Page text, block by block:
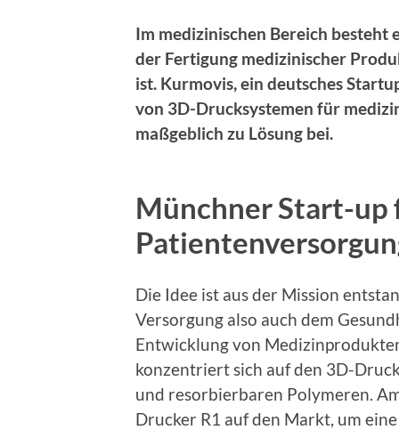
Im medizinischen Bereich besteht
der Fertigung medizinischer
ist. Kurmovis, ein deutsches
von 3D-Drucksystemen für
maßgeblich zu Lösung bei.
Münchner Start-up
Die Idee ist aus der Mission
Versorgung also auch dem
Entwicklung von
konzentriert sich auf den 3D-
und resorbierbaren Polymeren.
Drucker R1 auf den Markt, um